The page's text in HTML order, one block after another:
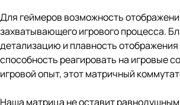
Для геймеров возможность
захватывающего игрового процесса.
детализацию и плавность
способность реагировать на игровые
игровой опыт, этот матричный
Наша матрица не оставит